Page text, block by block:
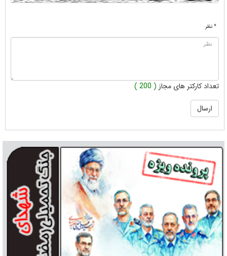
* نظر
تعداد کارکتر های مجاز ( 200 )